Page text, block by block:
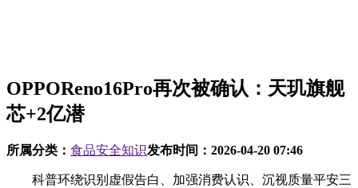
OPPOReno16Pro再次被确认：天玑旗舰
芯+2亿潜
所属分类： 食品安全知识发布时间： 2026-04-20 07:46
科普环绕识别虚假告白、加强消费认识、沉视质量平安三